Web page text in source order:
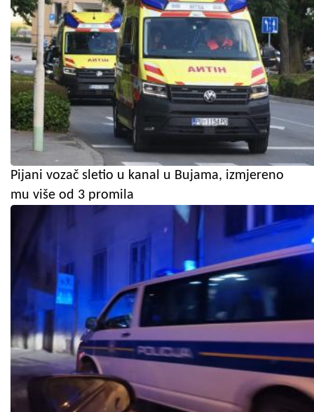
Pijani vozač sletio u kanal u Bujama, izmjereno
mu više od 3 promila